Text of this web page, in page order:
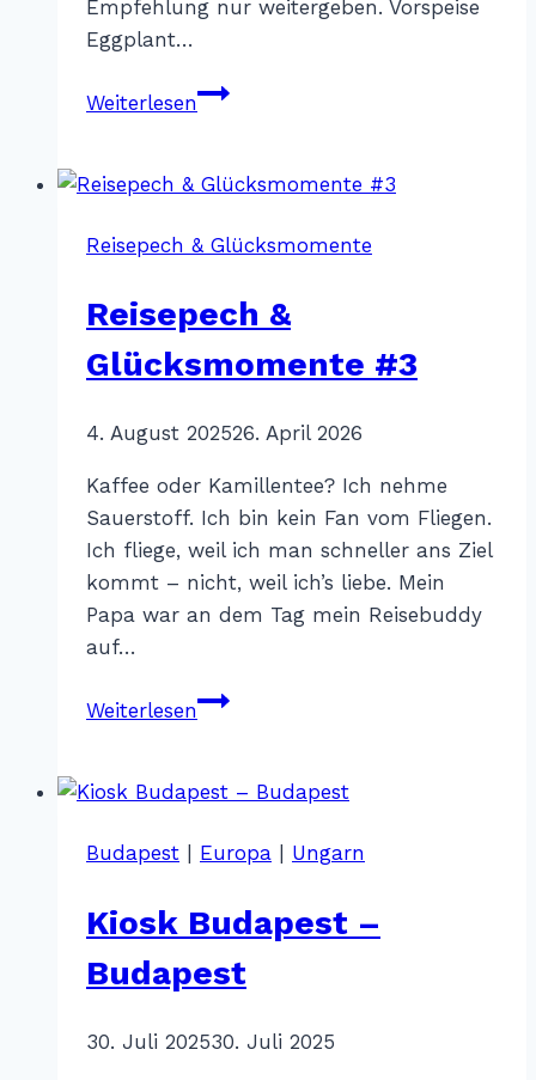
Empfehlung nur weitergeben. Vorspeise
Eggplant…
WeiterlesenSzaletly
Reisepech & Glücksmomente
Reisepech &
Glücksmomente #3
VonKatharina
4. August 202526. April 2026
Kaffee oder Kamillentee? Ich nehme
Sauerstoff. Ich bin kein Fan vom Fliegen.
Ich fliege, weil ich man schneller ans Ziel
kommt – nicht, weil ich’s liebe. Mein
Papa war an dem Tag mein Reisebuddy
auf…
WeiterlesenReisepech
#3
Budapest Europa Ungarn
Kiosk Budapest –
Budapest
Von Katharina
30. Juli 202530. Juli 2025